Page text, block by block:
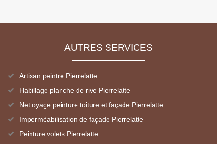
AUTRES SERVICES
Artisan peintre Pierrelatte
Habillage planche de rive Pierrelatte
Nettoyage peinture toiture et façade Pierrelatte
Imperméabilisation de façade Pierrelatte
Peinture volets Pierrelatte